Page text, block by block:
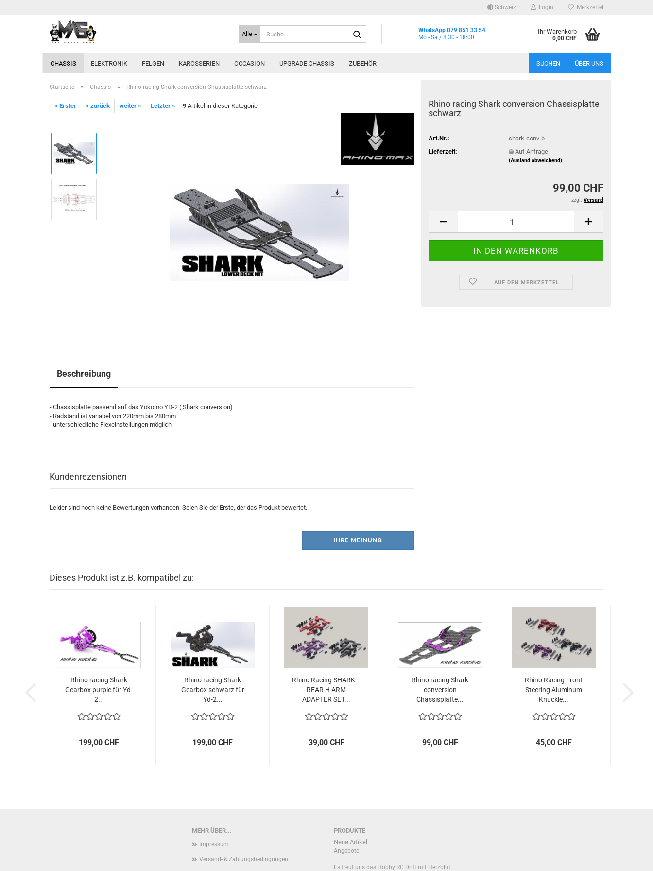
Schweiz Login Merkzettel
Alle
WhatsApp 079 851 33 54
Mo - Sa / 8:30 - 18:00
Ihr Warenkorb
0,00 CHF
CHASSIS ELEKTRONIK FELGEN KAROSSERIEN OCCASION UPGRADE CHASSIS ZUBEHÖR SUCHEN ÜBER UNS
Startseite » Chassis » Rhino racing Shark conversion Chassisplatte schwarz
« Erster « zurück weiter » Letzter » 9 Artikel in dieser Kategorie
Rhino racing Shark conversion Chassisplatte
schwarz
Art.Nr.:
shark-conv-b
Lieferzeit:
Auf Anfrage
(Ausland abweichend)
99,00 CHF
zzgl. Versand
AUF DEN MERKZETTEL
Beschreibung
- Chassisplatte passend auf das Yokomo YD-2 ( Shark conversion)
- Radstand ist variabel von 220mm bis 280mm
- unterschiedliche Flexeinstellungen möglich
Kundenrezensionen
Leider sind noch keine Bewertungen vorhanden. Seien Sie der Erste, der das Produkt bewertet.
IHRE MEINUNG
Dieses Produkt ist z.B. kompatibel zu:
Rhino racing Shark
Gearbox purple für Yd-
2...
199,00 CHF
Rhino racing Shark
Gearbox schwarz für
Yd-2...
199,00 CHF
Rhino Racing SHARK –
REAR H ARM
ADAPTER SET...
39,00 CHF
Rhino racing Shark
conversion
Chassisplatte...
99,00 CHF
Rhino Racing Front
Steering Aluminum
Knuckle...
45,00 CHF
MEHR ÜBER...
Impressum
Versand- & Zahlungsbedingungen
PRODUKTE
Neue Artikel
Angebote
Es freut uns das Hobby RC Drift mit Herzblut